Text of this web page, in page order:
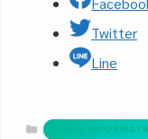
Twitter
Line
Categories
DRUG